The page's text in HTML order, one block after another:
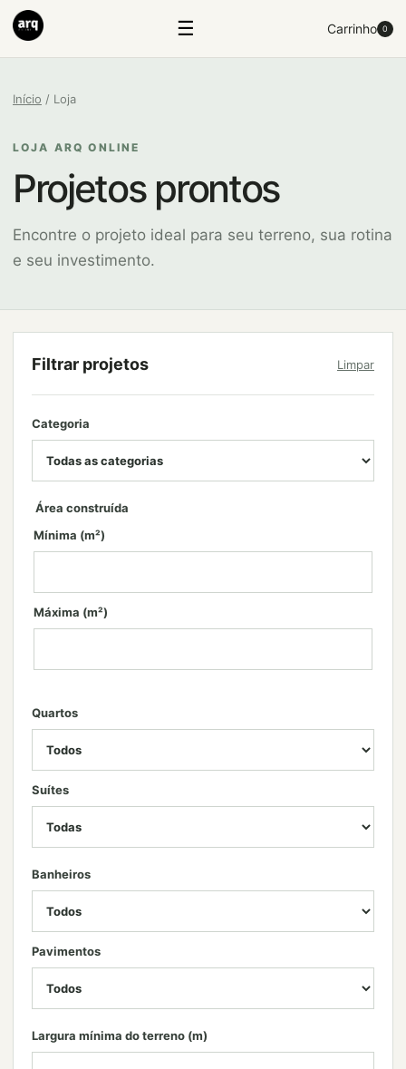
☰ Carrinho 0
Início / Loja
LOJA ARQ ONLINE
Projetos prontos
Encontre o projeto ideal para seu terreno, sua rotina
e seu investimento.
Filtrar projetos Limpar
Categoria
Área construída
Mínima (m²)
Máxima (m²)
Quartos
Suítes
Banheiros
Pavimentos
Largura mínima do terreno (m)